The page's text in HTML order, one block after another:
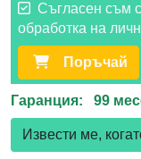
Съгласен съм
обработка на
Поръчай
Гаранция: 99
Извести ме,